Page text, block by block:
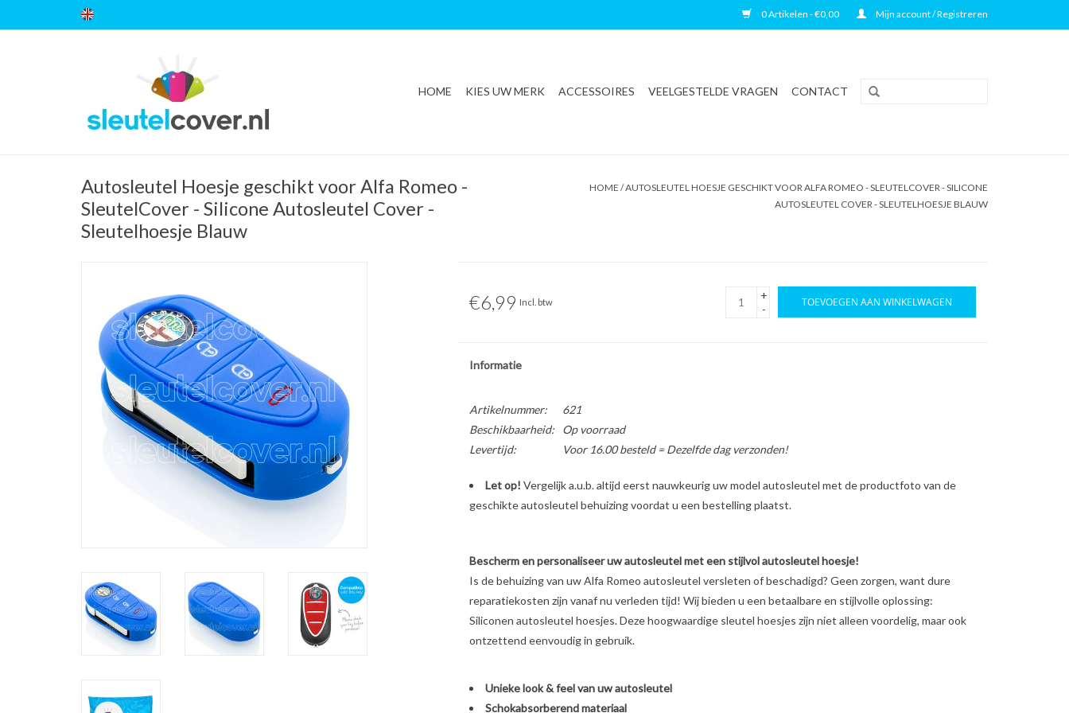
0 Artikelen - €0,00 Mijn account / Registreren
HOME KIES UW MERK ACCESSOIRES VEELGESTELDE VRAGEN CONTACT
Autosleutel Hoesje geschikt voor Alfa Romeo -
SleutelCover - Silicone Autosleutel Cover -
Sleutelhoesje Blauw
HOME /AUTOSLEUTEL HOESJE GESCHIKT VOOR ALFA ROMEO - SLEUTELCOVER - SILICONE
AUTOSLEUTEL COVER - SLEUTELHOESJE BLAUW
€6,99 Incl. btw
+
-
TOEVOEGEN AAN WINKELWAGEN
Informatie
Artikelnummer:
621
Beschikbaarheid:
Op voorraad
Levertijd:
Voor 16.00 besteld = Dezelfde dag verzonden!
Let op! Vergelijk a.u.b. altijd eerst nauwkeurig uw model autosleutel met de productfoto van de
geschikte autosleutel behuizing voordat u een bestelling plaatst.
Bescherm en personaliseer uw autosleutel met een stijlvol autosleutel hoesje!
Is de behuizing van uw Alfa Romeo autosleutel versleten of beschadigd? Geen zorgen, want dure
reparatiekosten zijn vanaf nu verleden tijd! Wij bieden u een betaalbare en stijlvolle oplossing:
Siliconen autosleutel hoesjes. Deze hoogwaardige sleutel hoesjes zijn niet alleen voordelig, maar ook
ontzettend eenvoudig in gebruik.
Unieke look & feel van uw autosleutel
Schokabsorberend materiaal